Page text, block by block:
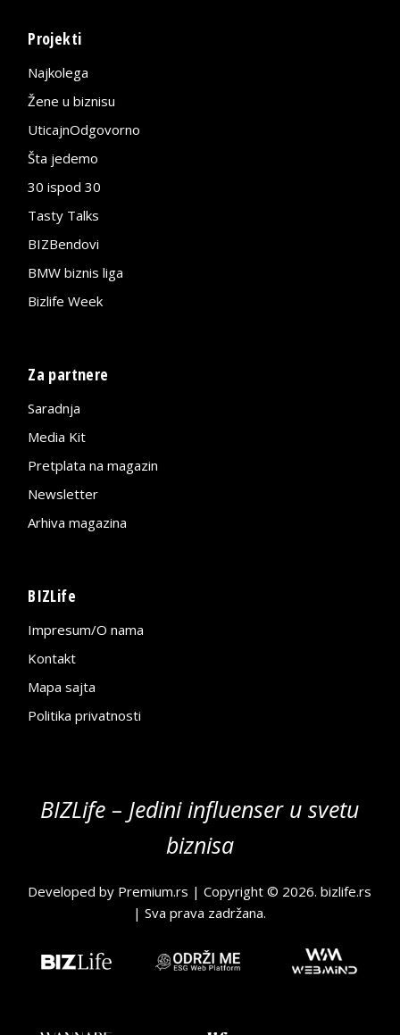
Projekti
Najkolega
Žene u biznisu
UticajnOdgovorno
Šta jedemo
30 ispod 30
Tasty Talks
BIZBendovi
BMW biznis liga
Bizlife Week
Za partnere
Saradnja
Media Kit
Pretplata na magazin
Newsletter
Arhiva magazina
BIZLife
Impresum/O nama
Kontakt
Mapa sajta
Politika privatnosti
BIZLife – Jedini influenser u svetu
biznisa
Developed by Premium.rs | Copyright © 2026.bizlife.rs
| Sva prava zadržana.